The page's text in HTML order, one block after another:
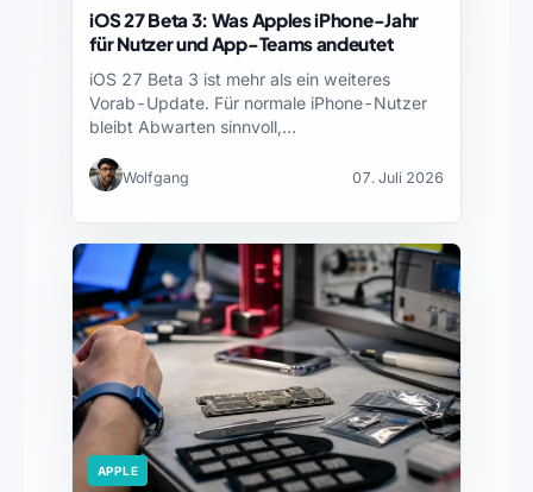
iOS 27 Beta 3: Was Apples iPhone-Jahr
für Nutzer und App-Teams andeutet
iOS 27 Beta 3 ist mehr als ein weiteres
Vorab-Update. Für normale iPhone-Nutzer
bleibt Abwarten sinnvoll,…
Wolfgang 07. Juli 2026
APPLE